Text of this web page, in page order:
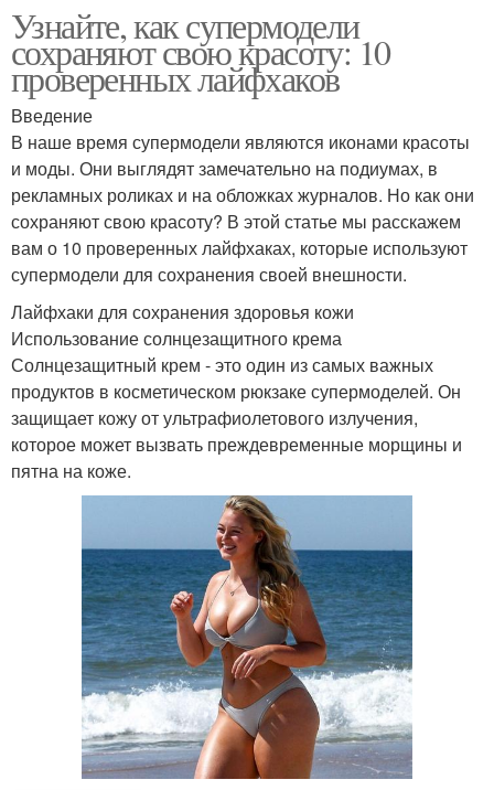
Узнайте, как супермодели
сохраняют свою красоту: 10
проверенных лайфхаков
Введение
В наше время супермодели являются иконами красоты
и моды. Они выглядят замечательно на подиумах, в
рекламных роликах и на обложках журналов. Но как они
сохраняют свою красоту? В этой статье мы расскажем
вам о 10 проверенных лайфхаках, которые используют
супермодели для сохранения своей внешности.
Лайфхаки для сохранения здоровья кожи
Использование солнцезащитного крема
Солнцезащитный крем - это один из самых важных
продуктов в косметическом рюкзаке супермоделей. Он
защищает кожу от ультрафиолетового излучения,
которое может вызвать преждевременные морщины и
пятна на коже.